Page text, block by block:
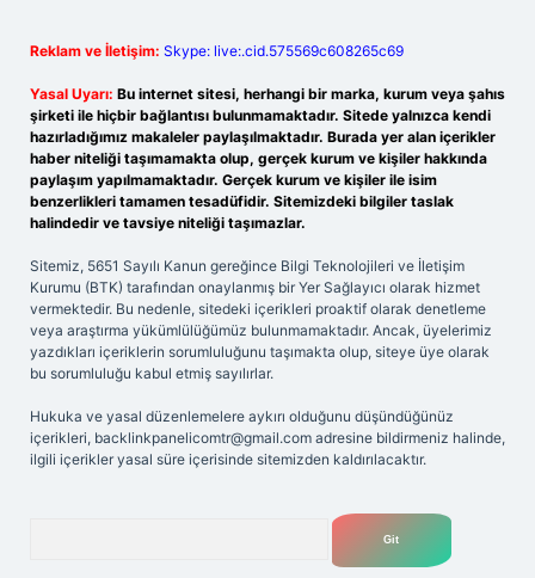
Reklam ve İletişim: Skype: live:.cid.575569c608265c69
Yasal Uyarı: Bu internet sitesi, herhangi bir marka, kurum veya şahıs
şirketi ile hiçbir bağlantısı bulunmamaktadır. Sitede yalnızca kendi
hazırladığımız makaleler paylaşılmaktadır. Burada yer alan içerikler
haber niteliği taşımamakta olup, gerçek kurum ve kişiler hakkında
paylaşım yapılmamaktadır. Gerçek kurum ve kişiler ile isim
benzerlikleri tamamen tesadüfidir. Sitemizdeki bilgiler taslak
halindedir ve tavsiye niteliği taşımazlar.
Sitemiz, 5651 Sayılı Kanun gereğince Bilgi Teknolojileri ve İletişim
Kurumu (BTK) tarafından onaylanmış bir Yer Sağlayıcı olarak hizmet
vermektedir. Bu nedenle, sitedeki içerikleri proaktif olarak denetleme
veya araştırma yükümlülüğümüz bulunmamaktadır. Ancak, üyelerimiz
yazdıkları içeriklerin sorumluluğunu taşımakta olup, siteye üye olarak
bu sorumluluğu kabul etmiş sayılırlar.
Hukuka ve yasal düzenlemelere aykırı olduğunu düşündüğünüz
içerikleri, backlinkpanelicomtr@gmail.com adresine bildirmeniz halinde,
ilgili içerikler yasal süre içerisinde sitemizden kaldırılacaktır.